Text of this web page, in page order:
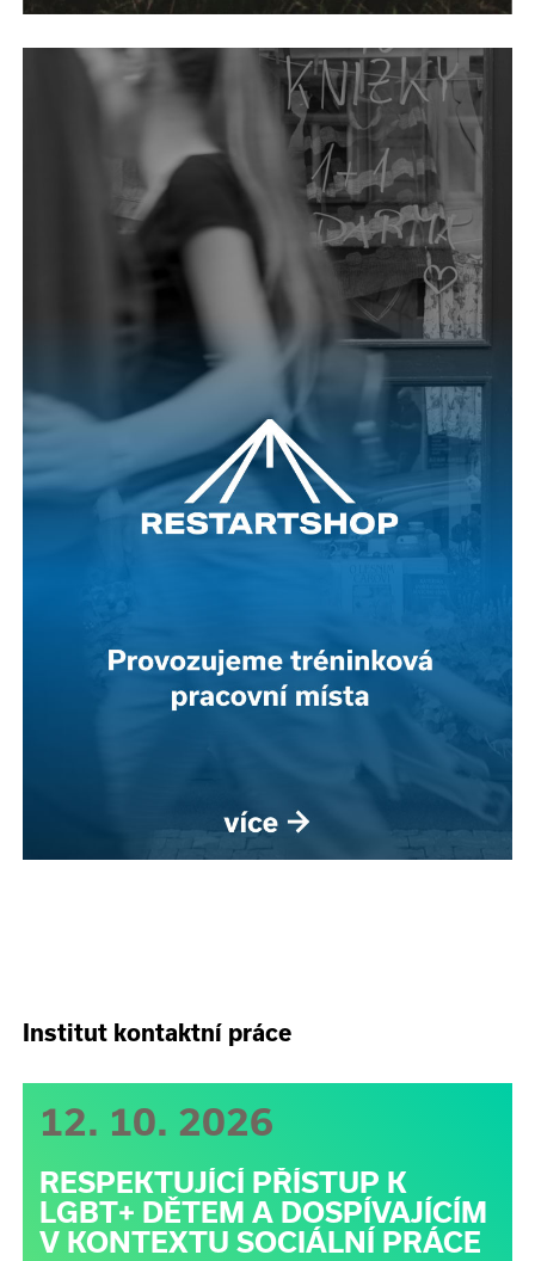
Institut kontaktní práce
12. 10. 2026
RESPEKTUJÍCÍ PŘÍSTUP K
LGBT+ DĚTEM A DOSPÍVAJÍCÍM
V KONTEXTU SOCIÁLNÍ PRÁCE